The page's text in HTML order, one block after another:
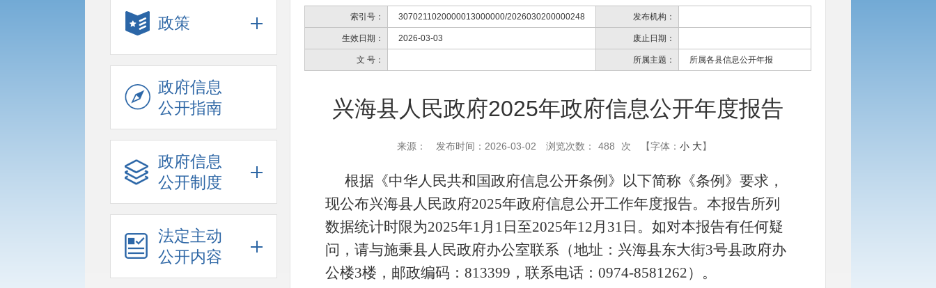
政策
政府信息
公开指南
政府信息
公开制度
法定主动
公开内容
索引号： 3070211020000013000000/2026030200000248 发布机构：
生效日期： 2026-03-03 废止日期：
文 号： 所属主题： 所属各县信息公开年报
兴海县人民政府2025年政府信息公开年度报告
来源： 发布时间：2026-03-02 浏览次数： 488 次 【字体： 小 大】
根据《中华人民共和国政府信息公开条例》以下简称《条例》要求，
现公布兴海县人民政府2025年政府信息公开工作年度报告。本报告所列
数据统计时限为2025年1月1日至2025年12月31日。如对本报告有任何疑
问，请与施秉县人民政府办公室联系（地址： 兴海县东大街3号县政府办
公楼3楼，邮政编码： 813399 ，联系电话： 0974-8581262）。